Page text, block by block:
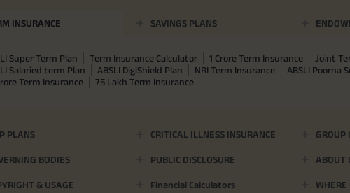
INSURANCE SAVINGS PLANS
Super Term Plan Term Insurance Calculator 1 Crore Term Insurance Joint
Salaried term Plan
ABSLI DigiShield Plan NRI Term Insurance ABSLI Poorna
Term Insurance
75 Lakh Term Insurance
PLANS CRITICAL ILLNESS INSURANCE GROUP
BODIES PUBLIC DISCLOSURE ABOUT
& USAGE Financial Calculators WHERE